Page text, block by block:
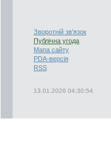
Зворотній зв'язок
Публічна угода
Мапа сайту
PDA-версія
RSS
13.01.2026 04:30:54